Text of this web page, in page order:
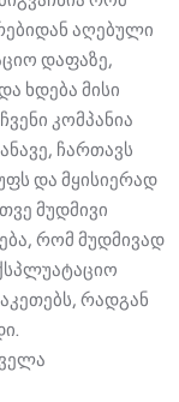
აღებული
დაფაზე,
ხდება მისი
კომპანია
ჩართავს
და მყისიერად
მუდმივი
რომ მუდმივად
რადგან